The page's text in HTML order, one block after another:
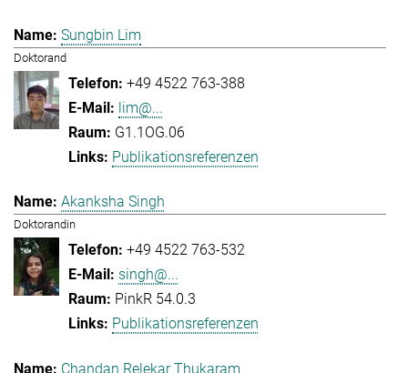
Sungbin Lim
Doktorand
+49 4522 763-388
lim@...
G1.1OG.06
Publikationsreferenzen
Akanksha Singh
Doktorandin
+49 4522 763-532
singh@...
PinkR 54.0.3
Publikationsreferenzen
Chandan Relekar Thukaram